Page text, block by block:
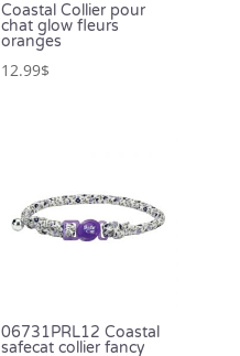
Coastal Collier pour
chat glow fleurs
oranges
12.99$
06731PRL12 Coastal
safecat collier fancy